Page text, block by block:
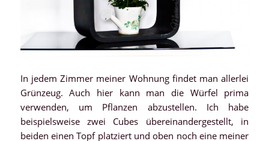
In jedem Zimmer meiner Wohnung findet man allerlei
Grünzeug. Auch hier kann man die Würfel prima
verwenden, um Pflanzen abzustellen. Ich habe
beispielsweise zwei Cubes übereinandergestellt, in
beiden einen Topf platziert und oben noch eine meiner